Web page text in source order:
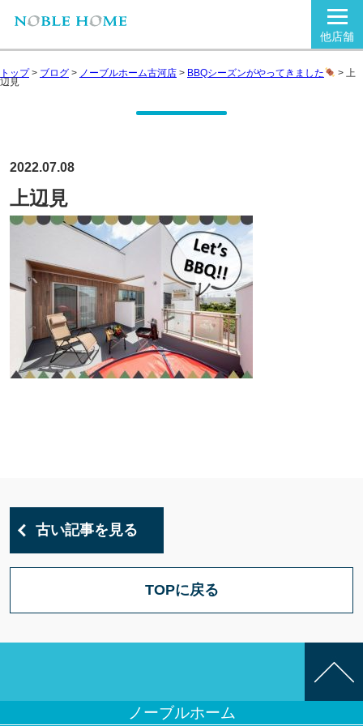
他店舗
トップ> ブログ > ノーブルホーム古河店 > BBQシーズンがやってきました > 上
辺見
2022.07.08
上辺見
古い記事を見る
TOPに戻る
ノーブルホーム